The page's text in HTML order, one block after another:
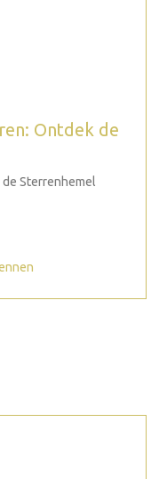
Ontdek de
Sterrenhemel